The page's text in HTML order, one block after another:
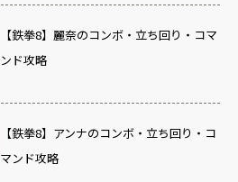
【鉄拳8】麗奈のコンボ・立ち回り・コマ
ンド攻略
【鉄拳8】アンナのコンボ・立ち回り・コ
マンド攻略